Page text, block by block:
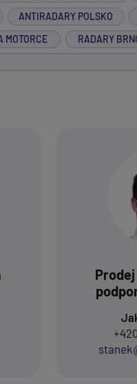
ANTIRADARY POLSKO
MOTORCE RADARY